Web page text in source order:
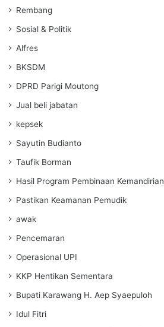
Rembang
Sosial & Politik
Alfres
BKSDM
DPRD Parigi Moutong
Jual beli jabatan
kepsek
Sayutin Budianto
Taufik Borman
Hasil Program Pembinaan Kemandirian
Pastikan Keamanan Pemudik
awak
Pencemaran
Operasional UPI
KKP Hentikan Sementara
Bupati Karawang H. Aep Syaepuloh
Idul Fitri